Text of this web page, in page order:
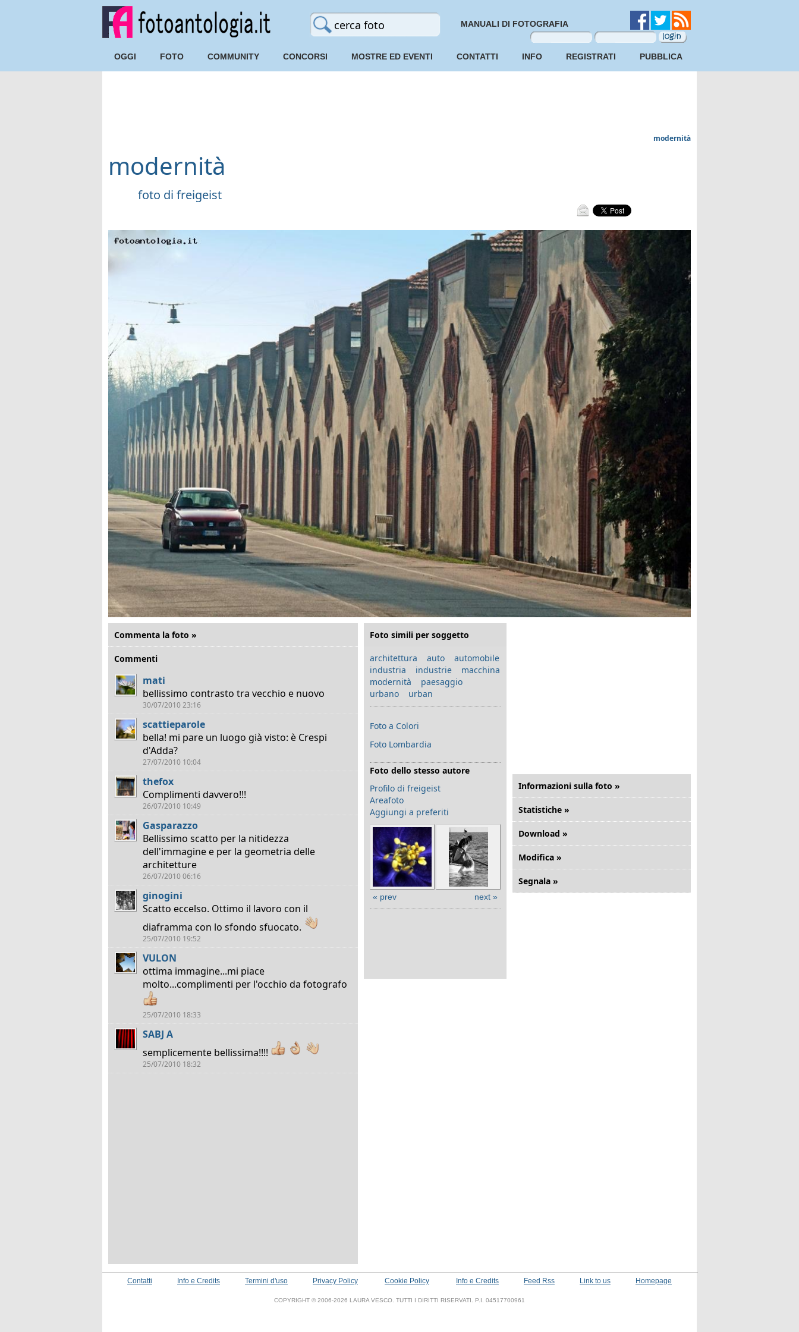
MANUALI DI FOTOGRAFIA
OGGI FOTO COMMUNITY CONCORSI MOSTRE ED EVENTI CONTATTI INFO REGISTRATI PUBBLICA
modernità
modernità
foto di freigeist
Commenta la foto »
Commenti
mati
bellissimo contrasto tra vecchio e nuovo
30/07/2010 23:16
scattieparole
bella! mi pare un luogo già visto: è Crespi
d'Adda?
27/07/2010 10:04
thefox
Complimenti davvero!!!
26/07/2010 10:49
Gasparazzo
Bellissimo scatto per la nitidezza
dell'immagine e per la geometria delle
architetture
26/07/2010 06:16
ginogini
Scatto eccelso. Ottimo il lavoro con il
diaframma con lo sfondo sfuocato.
25/07/2010 19:52
VULON
ottima immagine...mi piace
molto...complimenti per l'occhio da fotografo
25/07/2010 18:33
SABJ A
semplicemente bellissima!!!!
25/07/2010 18:32
Foto simili per soggetto
architettura auto
automobile
industria
industrie
macchina
modernità
paesaggio
urbano
urban
Foto a Colori
Foto Lombardia
Foto dello stesso autore
Profilo di freigeist
Areafoto
Aggiungi a preferiti
« prev next »
Informazioni sulla foto »
Statistiche »
Download »
Modifica »
Segnala »
Contatti Info e Credits Termini d'uso Privacy Policy Cookie Policy Info e Credits Feed Rss Link to us Homepage
COPYRIGHT © 2006-2026 LAURA VESCO. TUTTI I DIRITTI RISERVATI. P.I. 04517700961